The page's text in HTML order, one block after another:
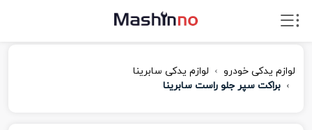
لوازم یدکی خودرو
لوازم یدکی سابرینا
براکت سپر جلو راست سابرینا